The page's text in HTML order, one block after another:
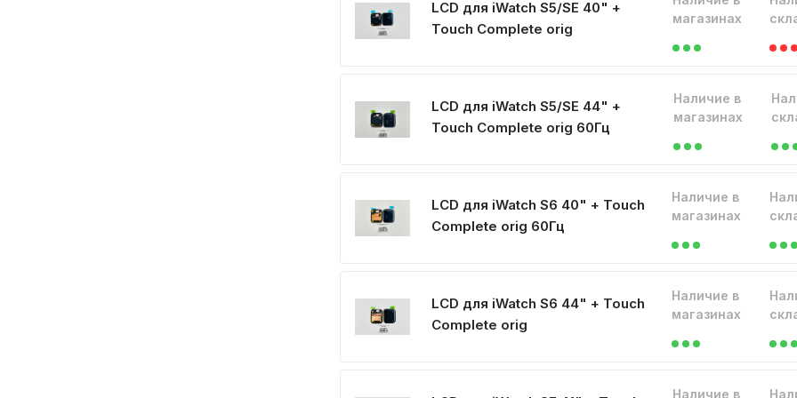
LCD для iWatch S5/SE 40" +
Touch Complete orig
магазинах
LCD для iWatch S5/SE 44" +
Touch Complete orig 60Гц
Наличие в
магазинах
LCD для iWatch S6 40" + Touch
Complete orig 60Гц
Наличие в
магазинах
LCD для iWatch S6 44" + Touch
Complete orig
Наличие в
магазинах
Наличие в